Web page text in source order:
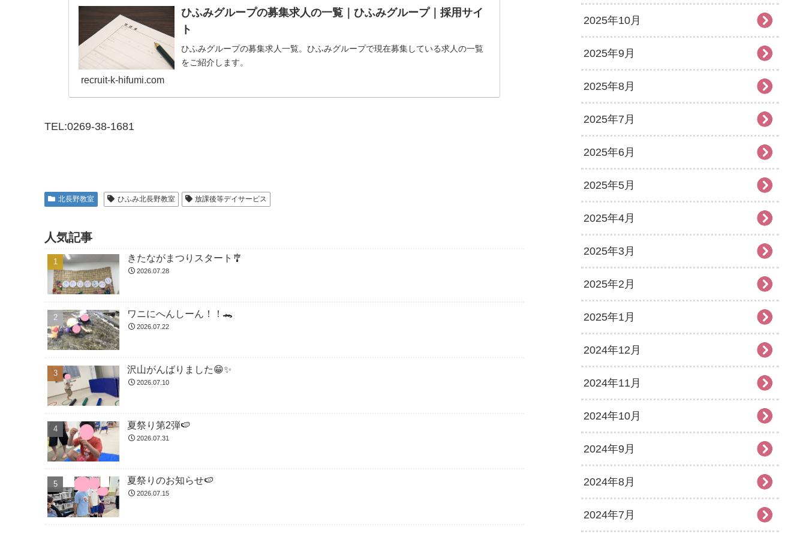
ひふみグループの募集求人の一覧｜ひふみグループ｜採用サイ
ト
ひふみグループの募集求人一覧。ひふみグループで現在募集している求人の一覧
をご紹介します。
recruit-k-hifumi.com
TEL:0269-38-1681
北長野教室 ひふみ北長野教室 放課後等デイサービス
人気記事
きたながまつりスタート🎐
2026.07.28
ワニにへんしーん！！🐊
2026.07.22
沢山がんばりました😁✨
2026.07.10
夏祭り第2弾🍉
2026.07.31
夏祭りのお知らせ🍉
2026.07.15
2025年10月
2025年9月
2025年8月
2025年7月
2025年6月
2025年5月
2025年4月
2025年3月
2025年2月
2025年1月
2024年12月
2024年11月
2024年10月
2024年9月
2024年8月
2024年7月